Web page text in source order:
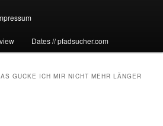
Dates // pfadsucher.com
GUCKE ICH MIR NICHT MEHR LÄNGER